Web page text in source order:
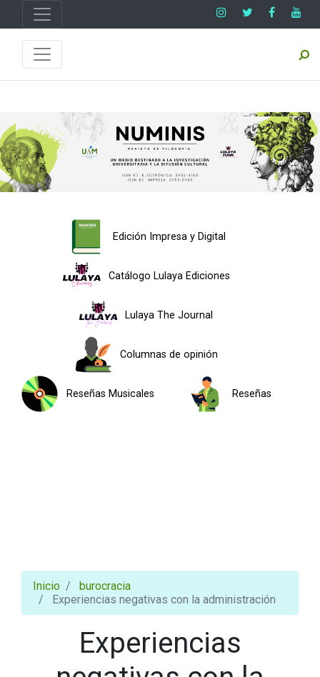
Edición Impresa y Digital
Catálogo Lulaya Ediciones
Lulaya The Journal
Columnas de opinión
Reseñas Musicales Reseñas
Inicio
burocracia
Experiencias negativas con la administración
Experiencias